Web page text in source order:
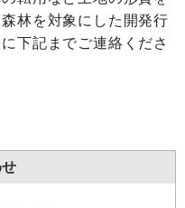
林を対象にした開発行
下記までご連絡くださ